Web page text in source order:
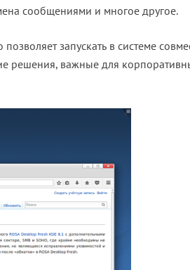
сообщениями и многое другое.
запускать в системе
решения, важные для